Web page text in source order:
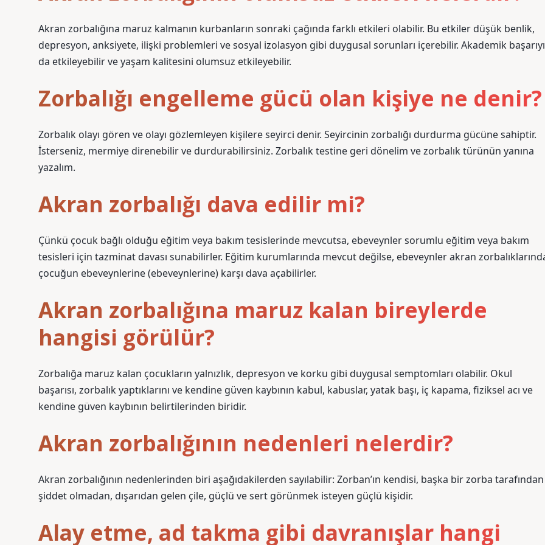
Akran zorbalığına maruz kalmanın kurbanların sonraki çağında farklı etkileri olabilir. Bu etkiler düşük benlik,
depresyon, anksiyete, ilişki problemleri ve sosyal izolasyon gibi duygusal sorunları içerebilir. Akademik başarıyı
da etkileyebilir ve yaşam kalitesini olumsuz etkileyebilir.
Zorbalığı engelleme gücü olan kişiye ne denir?
Zorbalık olayı gören ve olayı gözlemleyen kişilere seyirci denir. Seyircinin zorbalığı durdurma gücüne sahiptir.
İsterseniz, mermiye direnebilir ve durdurabilirsiniz. Zorbalık testine geri dönelim ve zorbalık türünün yanına
yazalım.
Akran zorbalığı dava edilir mi?
Çünkü çocuk bağlı olduğu eğitim veya bakım tesislerinde mevcutsa, ebeveynler sorumlu eğitim veya bakım
tesisleri için tazminat davası sunabilirler. Eğitim kurumlarında mevcut değilse, ebeveynler akran
çocuğun ebeveynlerine (ebeveynlerine) karşı dava açabilirler.
Akran zorbalığına maruz kalan bireylerde
hangisi görülür?
Zorbalığa maruz kalan çocukların yalnızlık, depresyon ve korku gibi duygusal semptomları olabilir. Okul
başarısı, zorbalık yaptıklarını ve kendine güven kaybının kabul, kabuslar, yatak başı, iç kapama, fiziksel acı ve
kendine güven kaybının belirtilerinden biridir.
Akran zorbalığının nedenleri nelerdir?
Akran zorbalığının nedenlerinden biri aşağıdakilerden sayılabilir: Zorban’ın kendisi, başka bir zorba tarafından
şiddet olmadan, dışarıdan gelen çile, güçlü ve sert görünmek isteyen güçlü kişidir.
Alay etme, ad takma gibi davranışlar hangi